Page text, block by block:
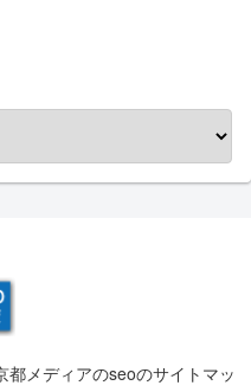
都メディアのseoのサイトマッ